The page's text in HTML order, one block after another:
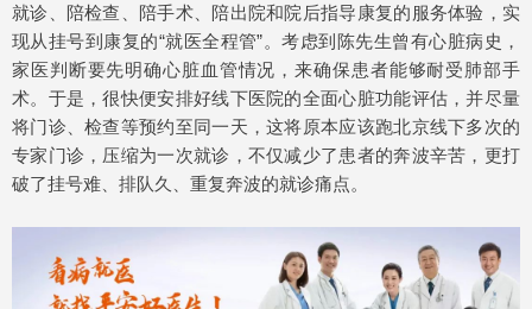
就诊、陪检查、陪手术、陪出院和院后指导康复的服务体验，实
现从挂号到康复的“就医全程管”。考虑到陈先生曾有心脏病史，
家医判断要先明确心脏血管情况，来确保患者能够耐受肺部手
术。于是，很快便安排好线下医院的全面心脏功能评估，并尽量
将门诊、检查等预约至同一天，这将原本应该跑北京线下多次的
专家门诊，压缩为一次就诊，不仅减少了患者的奔波辛苦，更打
破了挂号难、排队久、重复奔波的就诊痛点。